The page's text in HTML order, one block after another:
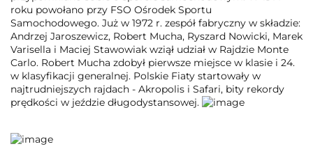
roku powołano przy FSO Ośrodek Sportu
Samochodowego. Już w 1972 r. zespół fabryczny w składzie:
Andrzej Jaroszewicz, Robert Mucha, Ryszard Nowicki, Marek
Varisella i Maciej Stawowiak wziął udział w Rajdzie Monte
Carlo. Robert Mucha zdobył pierwsze miejsce w klasie i 24.
w klasyfikacji generalnej. Polskie Fiaty startowały w
najtrudniejszych rajdach - Akropolis i Safari, bity rekordy
prędkości w jeździe długodystansowej.